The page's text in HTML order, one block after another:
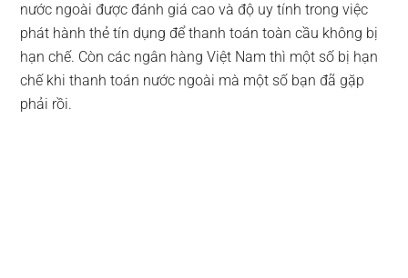
nước ngoài được đánh giá cao và độ uy tính trong việc
phát hành thẻ tín dụng để thanh toán toàn cầu không bị
hạn chế. Còn các ngân hàng Việt Nam thì một số bị hạn
chế khi thanh toán nước ngoài mà một số bạn đã gặp
phải rồi.